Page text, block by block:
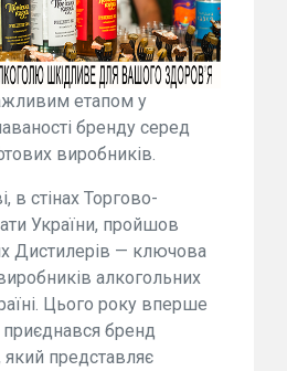
етапом у
бренду серед
виробників.
в стінах Торгово-
України, пройшов
Дистилерів — ключова
алкогольних
Цього року вперше
приєднався бренд
який представляє